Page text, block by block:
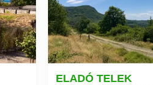
ELADÓ TELEK